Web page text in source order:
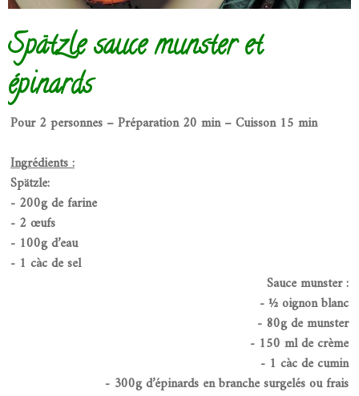
Spätzle sauce munster et
épinards
Pour 2 personnes – Préparation 20 min – Cuisson 15 min
Ingrédients :
Spätzle:
- 200g de farine
- 2 œufs
- 100g d’eau
- 1 càc de sel
Sauce munster :
- ½ oignon blanc
- 80g de munster
- 150 ml de crème
- 1 càc de cumin
- 300g d’épinards en branche surgelés ou frais